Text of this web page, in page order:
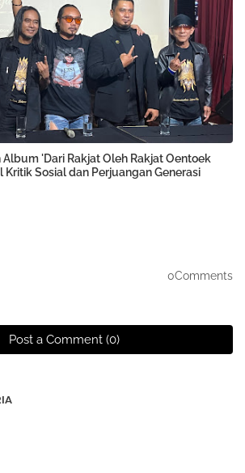
'Dari Rakjat Oleh Rakjat Oentoek
Kritik Sosial dan Perjuangan Generasi
0Comments
Post a Comment (0)